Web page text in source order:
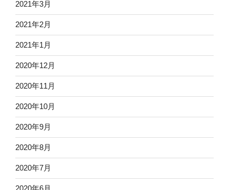
2021年3月
2021年2月
2021年1月
2020年12月
2020年11月
2020年10月
2020年9月
2020年8月
2020年7月